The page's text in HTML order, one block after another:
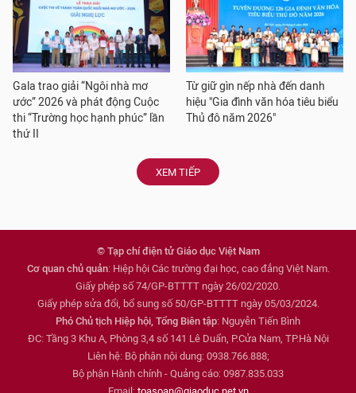
Gala trao giải “Ngôi nhà mơ
ước” 2026 và phát động Cuộc
thi “Trường học hạnh phúc” lần
thứ II
Từ giữ gìn nếp nhà đến danh
hiệu "Gia đình văn hóa tiêu biểu
Thủ đô năm 2026"
XEM TIẾP
© Tạp chí điện tử Giáo dục Việt Nam
Cơ quan chủ quản: Hiệp hội Các trường đại học, cao đẳng Việt Nam.
Giấy phép số 74/GP-BTTTT ngày 26/02/2020.
Giấy phép sửa đổi, bổ sung số 50/GP-BTTTT ngày 05/03/2024.
Phó Chủ tịch Hiệp hội, Tổng Biên tập: Nguyễn Tiến Bình
ĐC: Tầng 3 Khu A, Phòng 3,4 số 141 Lê Duẩn, P.Cửa Nam, TP.Hà Nội
Liên hệ: Bộ phận nội dung: 0938.766.888;
Bộ phận Hành chính - Quảng cáo: 0987.835.033